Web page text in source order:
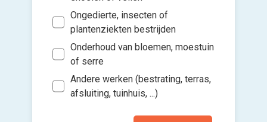
Ongedierte, insecten of
plantenziekten bestrijden
Onderhoud van bloemen, moestuin
of serre
Andere werken (bestrating, terras,
afsluiting, tuinhuis, ...)